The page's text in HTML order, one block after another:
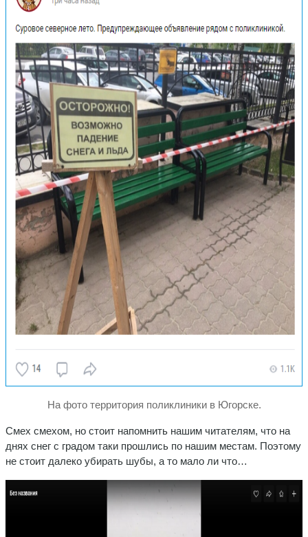
На фото территория поликлиники в Югорске.
Смех смехом, но стоит напомнить нашим читателям, что на
днях снег с градом таки прошлись по нашим местам. Поэтому
не стоит далеко убирать шубы, а то мало ли что…